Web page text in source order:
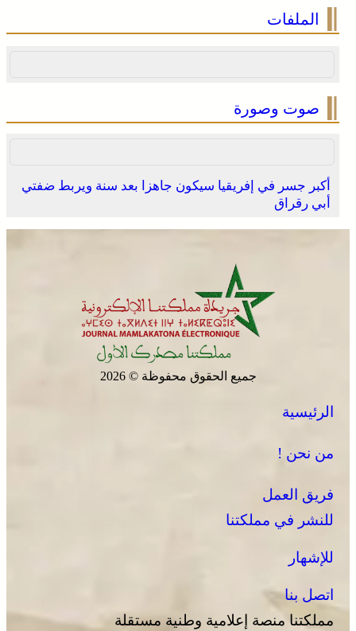
الملفات
صوت وصورة
أكبر جسر في إفريقيا سيكون جاهزا بعد سنة ويربط ضفتي
أبي رقراق
جميع الحقوق محفوظة © 2026
الرئيسية
من نحن !
فريق العمل
للنشر في مملكتنا
للإشهار
اتصل بنا
مملكتنا منصة إعلامية وطنية مستقلة